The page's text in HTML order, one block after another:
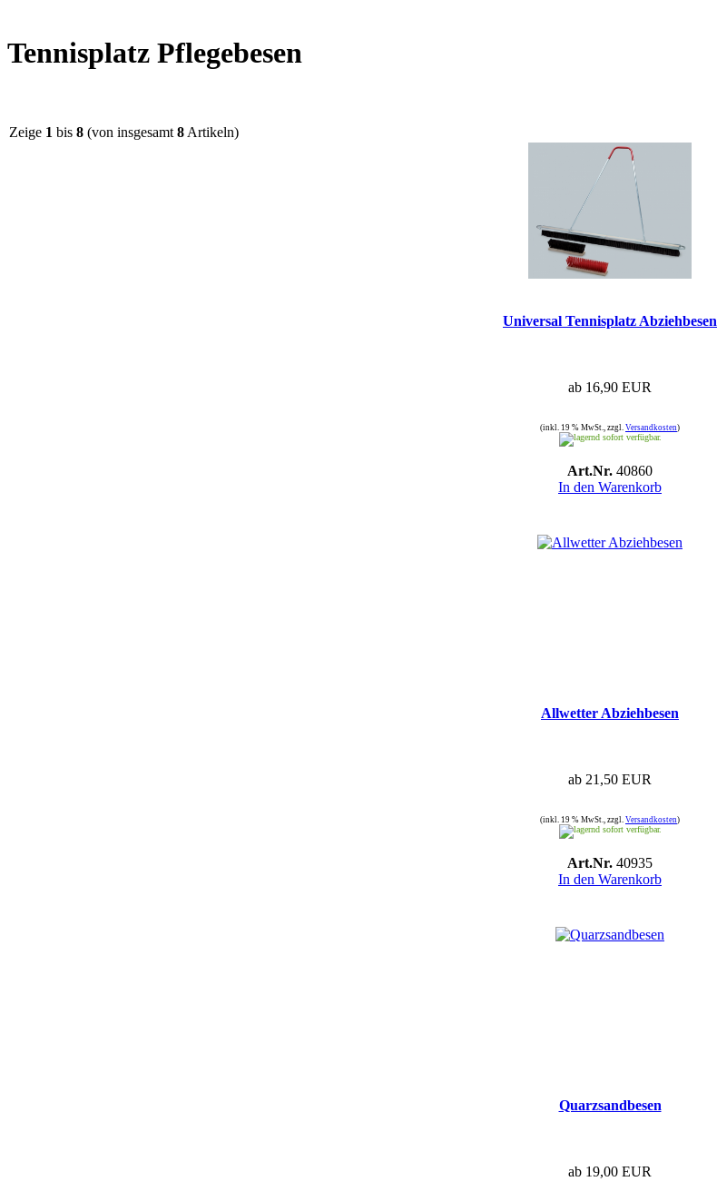
Tennisplatz Pflegebesen
Zeige 1 bis 8 (von insgesamt 8 Artikeln)
Universal Tennisplatz Abziehbesen
ab 16,90 EUR
(inkl. 19 % MwSt., zzgl. Versandkosten)
sofort verfügbar.
Art.Nr. 40860
In den Warenkorb
Allwetter Abziehbesen
ab 21,50 EUR
(inkl. 19 % MwSt., zzgl. Versandkosten)
sofort verfügbar.
Art.Nr. 40935
In den Warenkorb
Quarzsandbesen
ab 19,00 EUR